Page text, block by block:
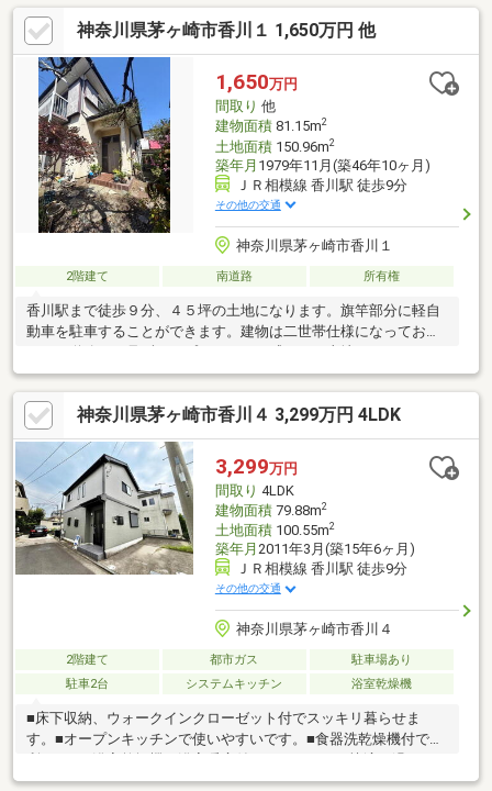
り。§収納スペースが豊富に備わっており、お部屋がすっきり片
付きます。§南側バルコニーや庭があり、室内まで明るい陽射し
が届けられます♪§JR相模線「寒川」駅まで徒歩10分。便利な周辺
環境が整ってます。・セブンイレブン寒川一之宮3丁目店：徒歩3
分・寒川町立寒川小学校：徒歩10分・寒川神社 三の鳥居：徒歩11
分
神奈川県茅ヶ崎市香川１ 1,650万円 他
1,650万円
間取り 他
建物面積81.15m2
土地面積150.96m2
築年月 1979年11月(築46年10ヶ月)
ＪＲ相模線 香川駅 徒歩9分
その他の交通
神奈川県茅ヶ崎市香川１
2階建て 南道路 所有権
香川駅まで徒歩９分、４５坪の土地になります。旗竿部分に軽自
動車を駐車することができます。建物は二世帯仕様になっており
神奈川県茅ヶ崎市香川４ 3,299万円 4LDK
3,299万円
間取り 4LDK
建物面積79.88m2
土地面積100.55m2
築年月 2011年3月(築15年6ヶ月)
ＪＲ相模線 香川駅 徒歩9分
その他の交通
神奈川県茅ヶ崎市香川４
2階建て 都市ガス
駐車場あり
駐車2台
システムキッチン 浴室乾燥機
■床下収納、ウォークインクローゼット付でスッキリ暮らせま
す。■オープンキッチンで使いやすいです。■食器洗乾燥機付で便
ます。■駐車２台可で安心快適なカーライフ。■ＴＶモニタ付イン